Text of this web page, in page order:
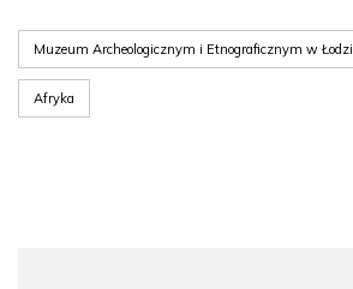
Muzeum Archeologicznym i Etnograficznym w Łodzi
Afryka